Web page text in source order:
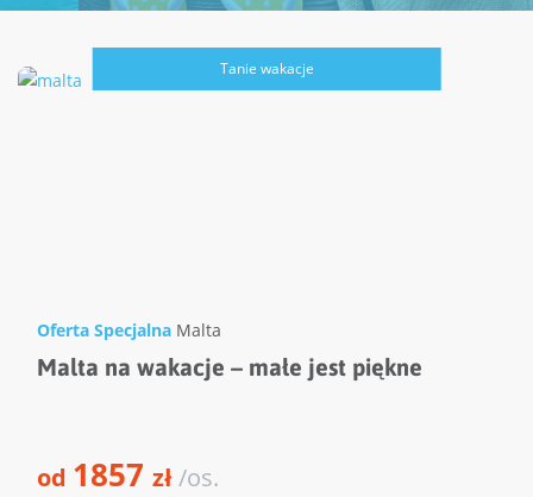
Tanie wakacje
Oferta Specjalna Malta
Malta na wakacje – małe jest piękne
od 1857 zł/os.